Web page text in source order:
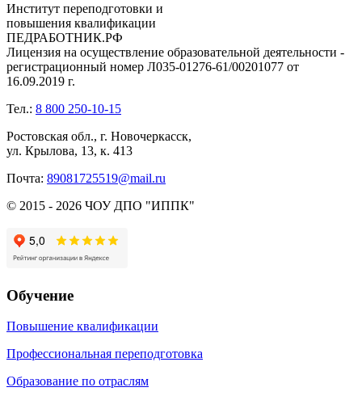
Институт переподготовки и
повышения квалификации
ПЕДРАБОТНИК.РФ
Лицензия на осуществление образовательной деятельности -
регистрационный номер Л035-01276-61/00201077 от
16.09.2019 г.
Тел.: 8 800 250-10-15
Ростовская обл., г. Новочеркасск,
ул. Крылова, 13, к. 413
Почта: 89081725519@mail.ru
© 2015 - 2026 ЧОУ ДПО "ИППК"
Обучение
Повышение квалификации
Профессиональная переподготовка
Образование по отраслям